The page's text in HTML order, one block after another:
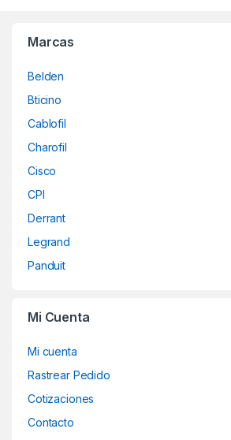
Marcas
Belden
Bticino
Cablofil
Charofil
Cisco
CPI
Derrant
Legrand
Panduit
Mi Cuenta
Mi cuenta
Rastrear Pedido
Cotizaciones
Contacto